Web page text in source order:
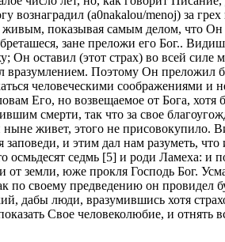
(a0nakalou/menoj) за грех
живым, показывая самым делом, что
зане преложи его Бог..
Он оставил (этот страх) во всей силе
вразумлением. Поэтому Он преложил
человеческими соображениями и
Его, но возвещаемое от Бога, хотя
смерти, так что за свое
живет, этого не присовокупило.
и этим дал нам разуметь, что
осмьдесят седмь [5] и роди Ламеха: и
земли, юже прокля Господь Бог.
по своему предведению он провидел
дабы люди, вразумившись хотя
Свое человеколюбие, и отнять